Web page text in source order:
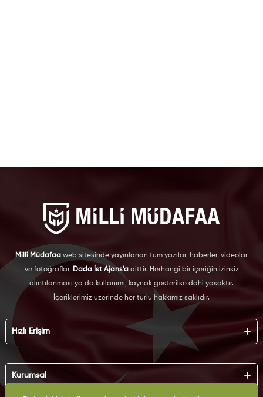
Milli Müdafaa web sitesinde yayınlanan tüm yazılar, haberler, videolar
ve fotoğraflar, Dada İst Ajans'aaittir. Herhangi bir içeriğin izinsiz
alıntılanması ya da kullanımı, kaynak gösterilse dahi yasaktır.
İçeriklerimiz üzerinde her türlü hakkımız saklıdır.
Hızlı Erişim
Künye
Reklam
Kurumsal